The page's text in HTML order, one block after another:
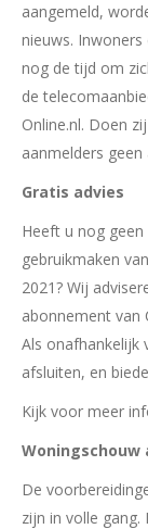
aangemeld,
nieuws.
nog de tijd om
de
Online.nl. Doen
aanmelders
Gratis advies
Heeft u nog
gebruikmaken
2021? Wij
abonnement van
Als onafhankelijk
afsluiten, en
Kijk voor meer
De
zijn in volle